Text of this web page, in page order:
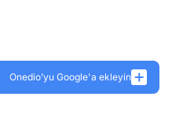
Onedio’yu Google'a ekleyin